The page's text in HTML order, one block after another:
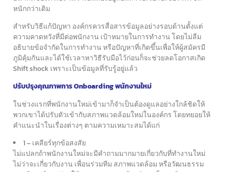
หนักกว่าเดิม
สำหรับวิธีแก้ปัญหา องค์กรควรสื่อสารข้อมูลอย่างรอบด้านตั้งแต่
ความคาดหวังที่มีต่อพนักงาน เป้าหมายในการทำงานโดยไม่ลืม
อธิบายข้อจำกัดในการทำงาน หรือปัญหาที่เกิดขึ้นเพื่อให้ผู้สมัครมี
ภูมิคุ้มกันและได้ใช้เวลาหาวิธีรับมือไว้ก่อนก็จะช่วยลดโอกาสเกิด
Shift shock เพราะเป็นข้อมูลที่รับรู้อยู่แล้ว
ปรับปรุงคุณภาพการ Onboarding พนักงานใหม่
ในช่วงแรกที่พนักงานใหม่เข้ามาก็จำเป็นต้องดูแลอย่างใกล้ชิดให้
พวกเขาได้ปรับตัวเข้ากับสภาพแวดล้อมใหม่ในองค์กรโดยทยอยให้
คำแนะนำในเรื่องต่างๆ ตามความเหมาะสมได้แก่
1 – เคลียร์ทุกข้อสงสัย
ไม่แปลกถ้าพนักงานใหม่จะมีคำถามมากมายเกี่ยวกับที่ทำงานใหม่
ไม่ว่าจะเกี่ยวกับงาน เพื่อนร่วมทีม สภาพแวดล้อม หรือวัฒนธรรม